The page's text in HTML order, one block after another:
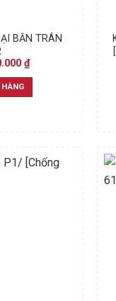
BẮN TRÁN
₫.
₫Current
price